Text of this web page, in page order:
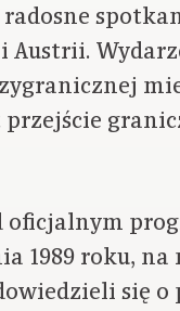
Austrii.
1989 roku,
się